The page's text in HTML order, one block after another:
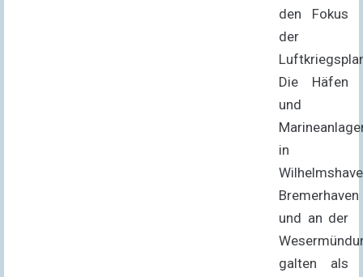
den Fokus
der
Die Häfen
und
in
Bremerhaven
und an der
galten als